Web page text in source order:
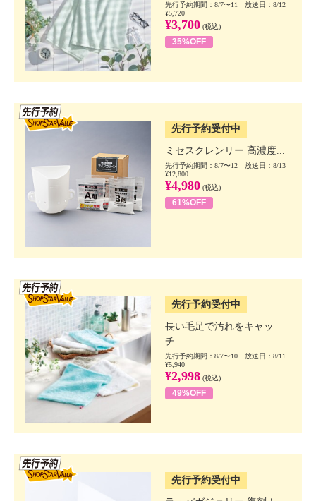
先行予約期間：8/7〜11 放送日：8/12
¥5,720
¥3,700 (税込)
35%OFF
先行予約受付中
ミセスクレンリー 高濃度...
先行予約期間：8/7〜12 放送日：8/13
¥12,800
¥4,980 (税込)
61%OFF
先行予約受付中
長い毛足で汚れをキャッ
チ...
先行予約期間：8/7〜10 放送日：8/11
¥5,940
¥2,998 (税込)
49%OFF
先行予約受付中